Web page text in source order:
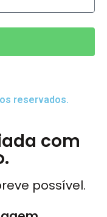
reservados.
com
possível.